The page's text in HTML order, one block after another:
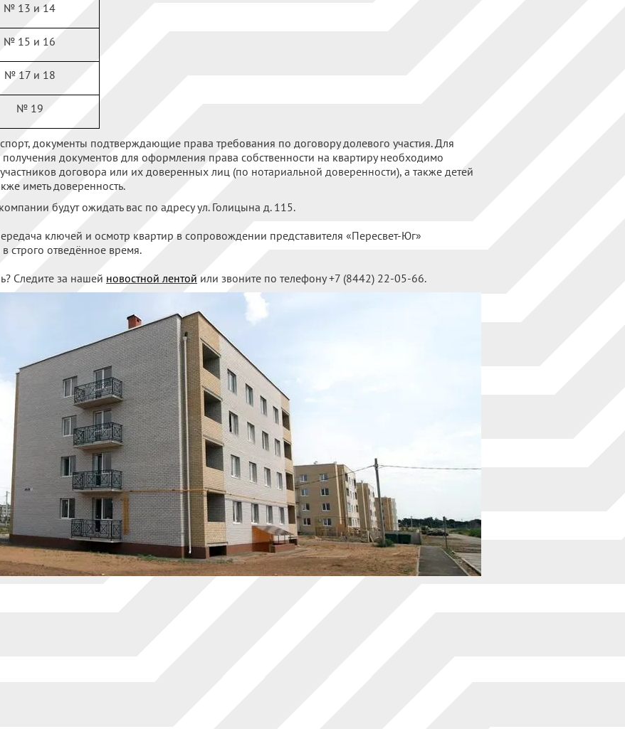
№ 13 и 14
№ 15 и 16
№ 17 и 18
№ 19
документы подтверждающие права требования по договору долевого участия. Для
документов для оформления права собственности на квартиру необходимо
договора или их доверенных лиц (по нотариальной доверенности), а также детей
иметь доверенность.
будут ожидать вас по адресу ул. Голицына д. 115.
ключей и осмотр квартир в сопровождении представителя «Пересвет-Юг»
строго отведённое время.
Следите за нашей новостной лентой или звоните по телефону +7 (8442) 22-05-66.